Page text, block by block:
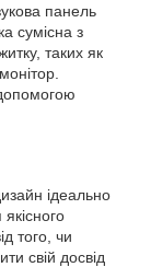
панель
сумісна з
таких як
ідеально
того, чи
свій досвід